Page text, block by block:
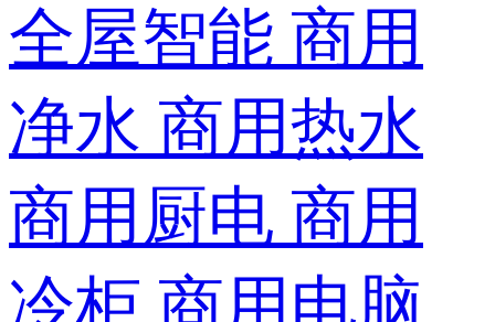
全屋智能 商用
净水 商用热水
商用厨电 商用
冷柜 商用电脑